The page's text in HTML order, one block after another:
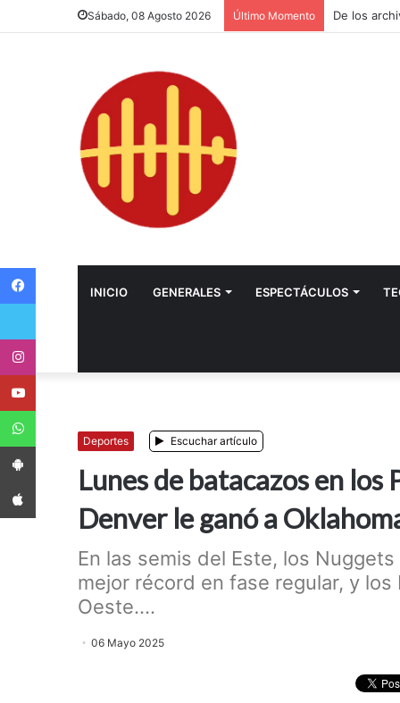
Sábado, 08 Agosto 2026 Último Momento
INICIO GENERALES ESPECTÁCULOS
Deportes Escuchar artículo
Lunes de batacazos en
Denver le ganó a
En las semis del Este, los
mejor récord en fase regular, y
Oeste....
06 Mayo 2025
Facebook
Youtube
App Android